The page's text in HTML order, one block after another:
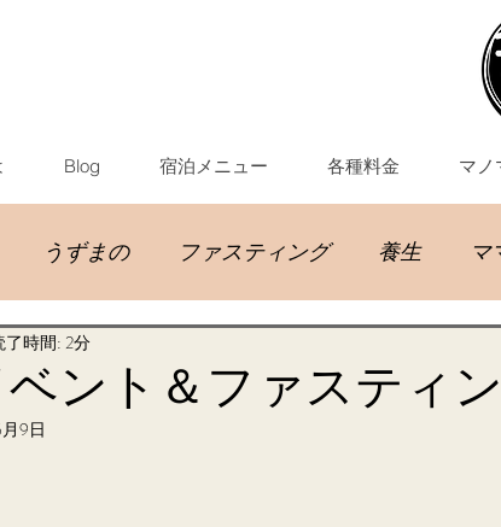
Blog 宿泊メニュー 各種料金 マノ
うずまの ファスティング 養生 マ
様
ベント＆ファスティ
了時間: 2分
9日